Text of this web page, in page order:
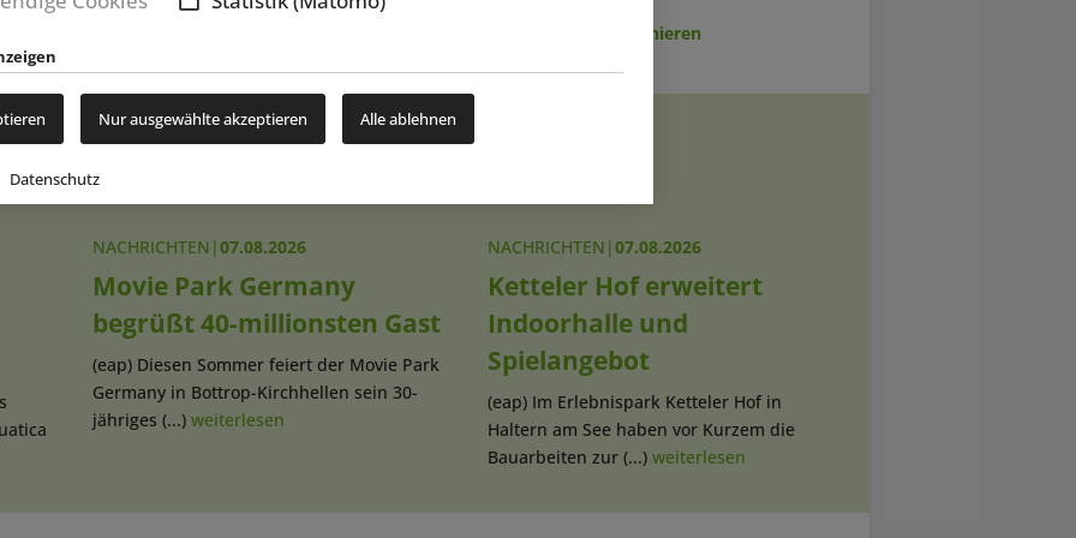
Nur ausgewählte akzeptieren Alle ablehnen
Datenschutz
Newsletter abonnieren
NACHRICHTEN |07.08.2026
Movie Park Germany
begrüßt 40-millionsten Gast
(eap) Diesen Sommer feiert der Movie Park
Germany in Bottrop-Kirchhellen sein 30-
jähriges (...) weiterlesen
NACHRICHTEN |07.08.2026
Ketteler Hof erweitert
Indoorhalle und
Spielangebot
(eap) Im Erlebnispark Ketteler Hof in
Haltern am See haben vor Kurzem die
Bauarbeiten zur (...) weiterlesen